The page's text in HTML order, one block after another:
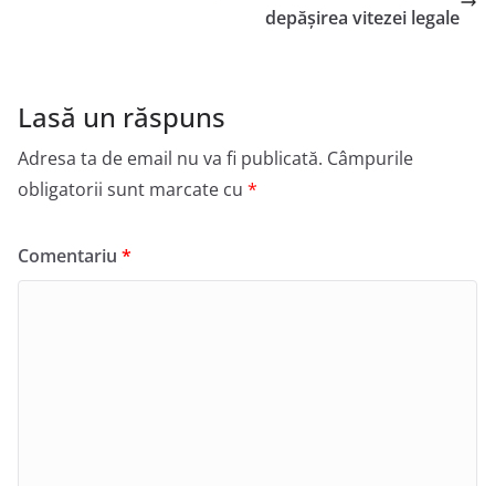
depășirea vitezei legale
Lasă un răspuns
Adresa ta de email nu va fi publicată. Câmpurile
obligatorii sunt marcate cu *
Comentariu *